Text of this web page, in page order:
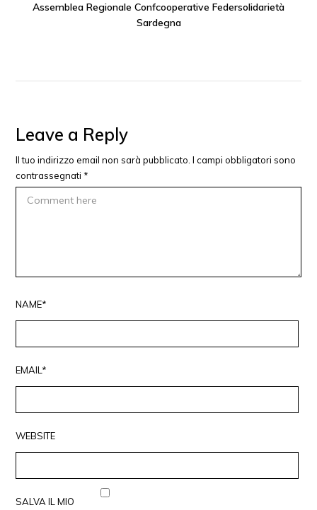
Assemblea Regionale Confcooperative Federsolidarietà
Sardegna
Leave a Reply
Il tuo indirizzo email non sarà pubblicato. I campi obbligatori sono
contrassegnati *
NAME*
EMAIL*
WEBSITE
SALVA IL MIO